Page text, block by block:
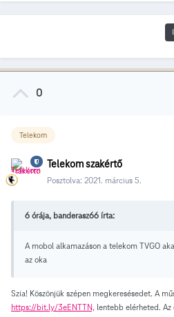
0
Telekom
Telekom szakértő
Posztolva: 2021. március 5.
6 órája, banderasz66 írta:
A mobol alkamazáson a telekom TVGO
az oka
Szia! Köszönjük szépen megkeresésedet. A
https://bit.ly/3eENTTN, lentebb elérheted. Az